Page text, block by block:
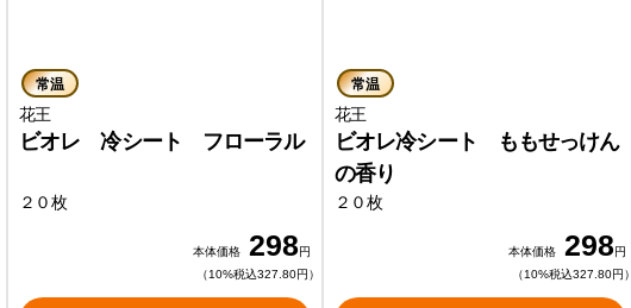
常温
花王
ビオレ 冷シート フローラル
２０枚
本体価格 298円
（10%税込327.80円）
常温
花王
ビオレ冷シート ももせっけん
の香り
２０枚
本体価格 298円
（10%税込327.80円）